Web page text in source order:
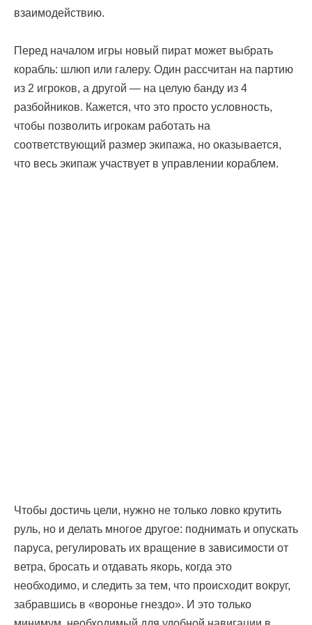
взаимодействию.
Перед началом игры новый пират может выбрать
корабль: шлюп или галеру. Один рассчитан на партию
из 2 игроков, а другой — на целую банду из 4
разбойников. Кажется, что это просто условность,
чтобы позволить игрокам работать на
соответствующий размер экипажа, но оказывается,
что весь экипаж участвует в управлении кораблем.
Чтобы достичь цели, нужно не только ловко крутить
руль, но и делать многое другое: поднимать и опускать
паруса, регулировать их вращение в зависимости от
ветра, бросать и отдавать якорь, когда это
необходимо, и следить за тем, что происходит вокруг,
забравшись в «воронье гнездо». И это только